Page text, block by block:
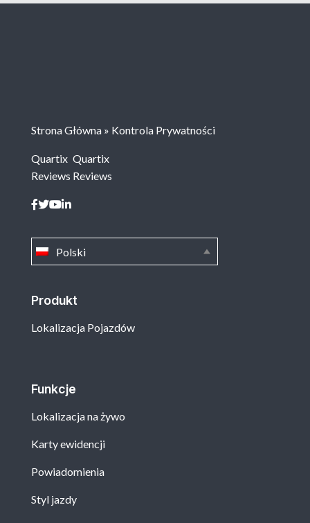
Produkt
Lokalizacja Pojazdów
Funkcje
Lokalizacja na żywo
Karty ewidencji
Powiadomienia
Styl jazdy
Polski
Strona Główna » Kontrola Prywatności
Quartix
Reviews
Quartix
Reviews